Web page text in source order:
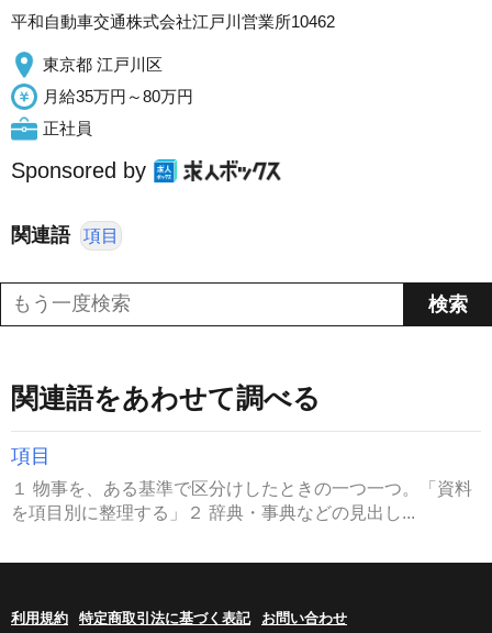
平和自動車交通株式会社江戸川営業所10462
東京都 江戸川区
月給35万円～80万円
正社員
Sponsored by
関連語 項目
関連語をあわせて調べる
項目
１ 物事を、ある基準で区分けしたときの一つ一つ。「資料
を項目別に整理する」２ 辞典・事典などの見出し...
利用規約 特定商取引法に基づく表記 お問い合わせ